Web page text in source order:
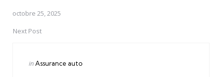
octobre 25, 2025
Next Post
Posted
inAssurance auto